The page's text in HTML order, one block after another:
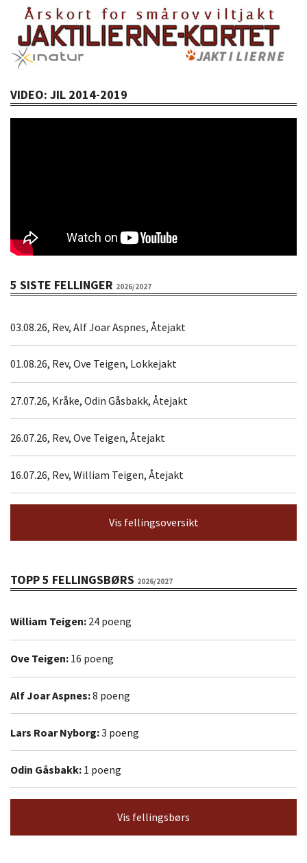
VIDEO: JIL 2014-2019
5 SISTE FELLINGER 2026/2027
03.08.26, Rev, Alf Joar Aspnes, Åtejakt
01.08.26, Rev, Ove Teigen, Lokkejakt
27.07.26, Kråke, Odin Gåsbakk, Åtejakt
26.07.26, Rev, Ove Teigen, Åtejakt
16.07.26, Rev, William Teigen, Åtejakt
Vis fellingsoversikt
TOPP 5 FELLINGSBØRS 2026/2027
William Teigen: 24 poeng
Ove Teigen: 16 poeng
Alf Joar Aspnes:8 poeng
Lars Roar Nyborg:3 poeng
Odin Gåsbakk: 1 poeng
Vis fellingsbørs